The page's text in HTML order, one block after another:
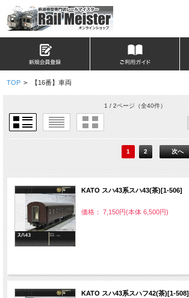
TOP > 【16番】車両
1 / 2ページ（全40件）
1 2 次へ
KATO スハ43系スハ43(茶)[1-506]
価格： 7,150円(本体 6,500円)
KATO スハ43系スハフ42(茶)[1-508]